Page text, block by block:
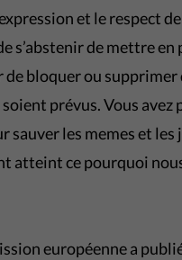
et le respect
s’abstenir de mettre
bloquer ou
prévus. Vous
sauver les memes et
atteint ce pourquoi
européenne a